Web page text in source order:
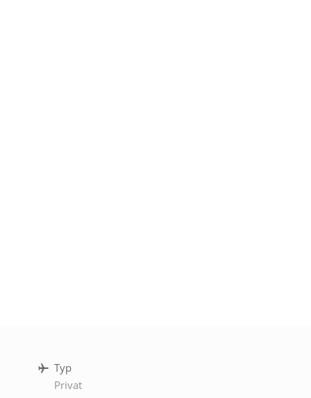
Typ
Privat